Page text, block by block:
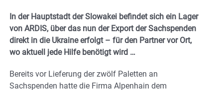
In der Hauptstadt der Slowakei befindet sich ein Lager
von ARDIS, über das nun der Export der Sachspenden
direkt in die Ukraine erfolgt – für den Partner vor Ort,
wo aktuell jede Hilfe benötigt wird …
Bereits vor Lieferung der zwölf Paletten an
Sachspenden hatte die Firma Alpenhain dem